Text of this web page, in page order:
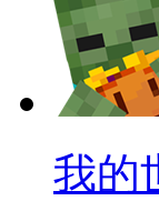
我的